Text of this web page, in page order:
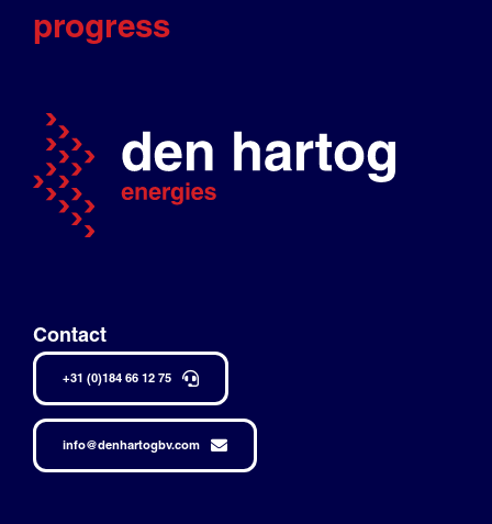
progress
Contact
+31 (0)184 66 12 75
info@denhartogbv.com